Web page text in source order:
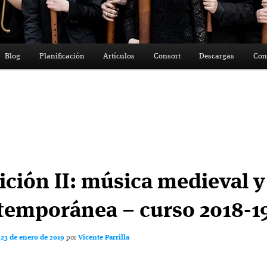
Blog Planificación Artículos Consort Descargas
II: música medieval y
– curso 2018-
23 de enero de 2019 por Vicente Parrilla